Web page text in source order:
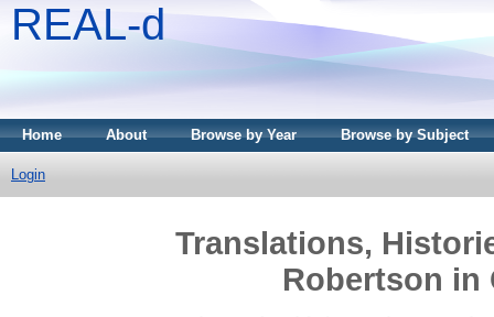
REAL-d
Home About Browse by Year Browse by Subject
Login
Translations,
Robertson in